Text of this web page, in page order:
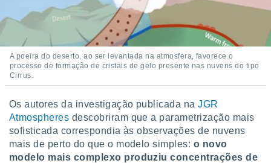
A poeira do deserto, ao ser levantada na atmosfera, favorece o
processo de formação de cristais de gelo presente nas nuvens do tipo
Cirrus.
Os autores da investigação publicada naJGR
Atmospheres descobriram que a parametrização mais
sofisticada correspondia às observações de nuvens
mais de perto do que o modelo simples: o novo
modelo mais complexo produziu concentrações de